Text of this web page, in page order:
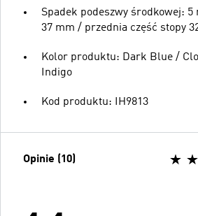
Spadek podeszwy środkowej: 5
37 mm / przednia część stopy
Kolor produktu: Dark Blue /
Indigo
Kod produktu: IH9813
Opinie (10)